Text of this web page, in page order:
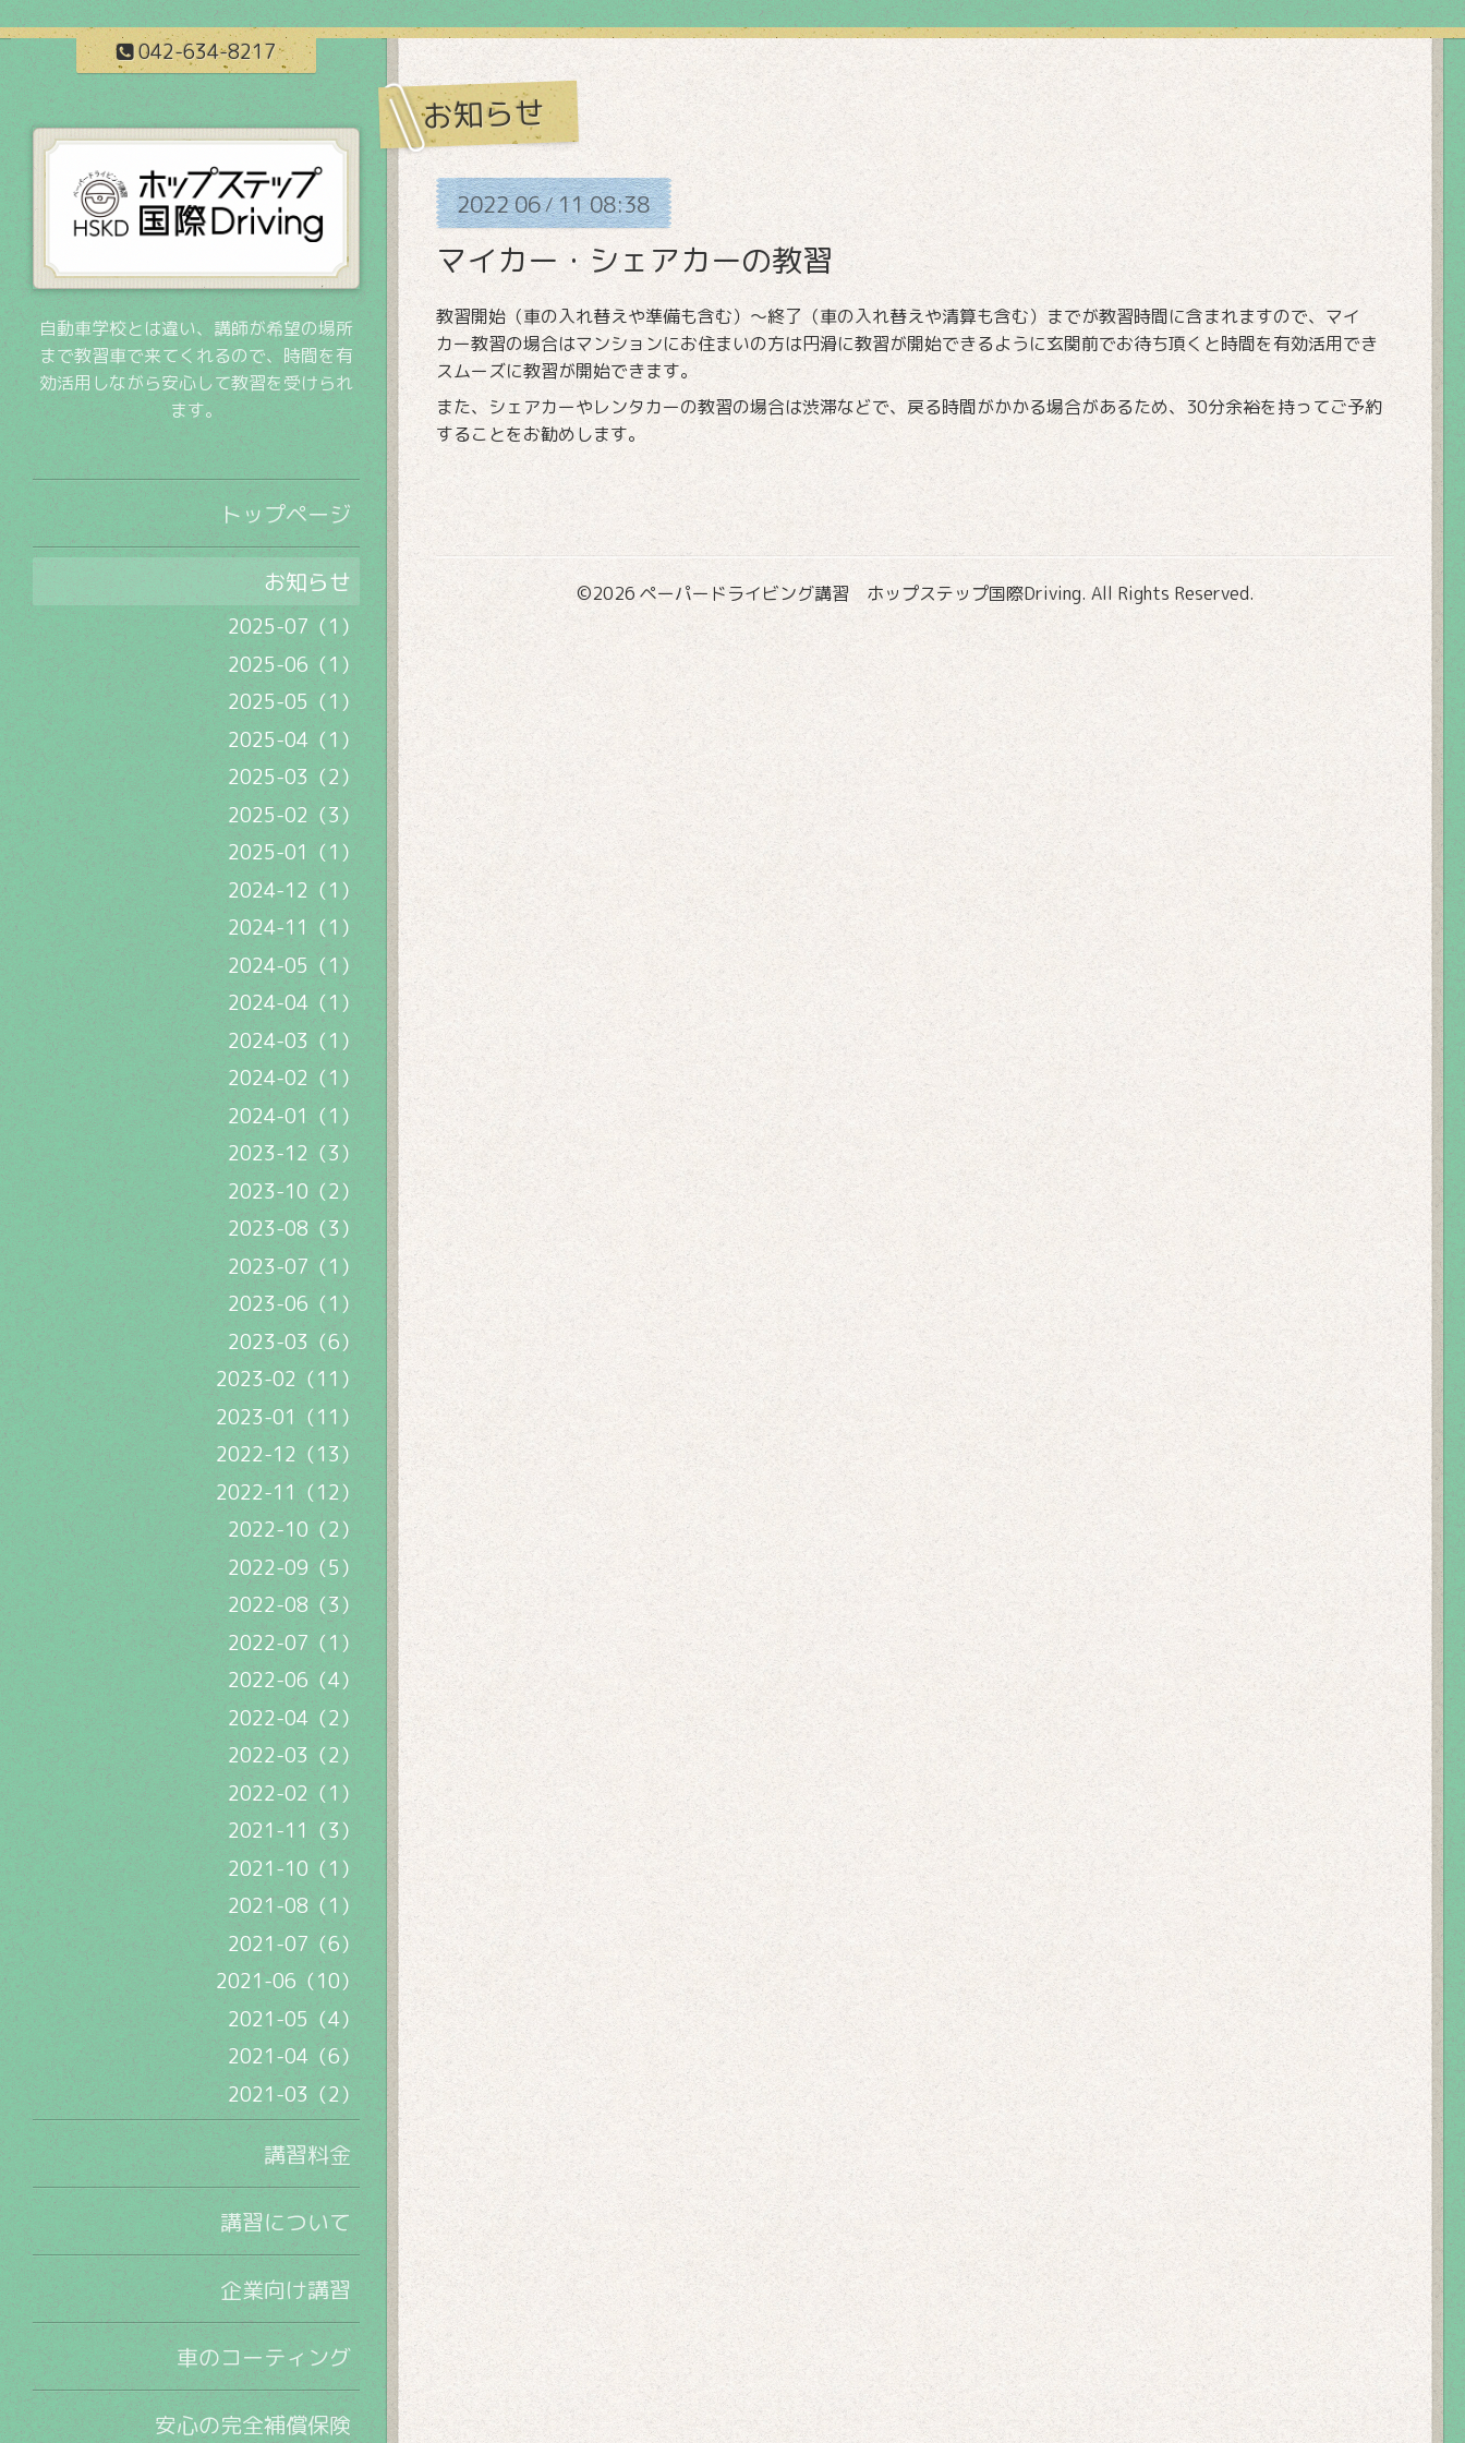
042-634-8217
お知らせ
202206/1108:38
マイカー・シェアカーの教習
教習開始（車の入れ替えや準備も含む）～終了（車の入れ替えや清算も含む）までが教習時間に含まれますので、マイ
カー教習の場合はマンションにお住まいの方は円滑に教習が開始できるように玄関前でお待ち頂くと時間を有効活用でき
スムーズに教習が開始できます。
また、シェアカーやレンタカーの教習の場合は渋滞などで、戻る時間がかかる場合があるため、30分余裕を持ってご予約
することをお勧めします。
©2026 ペーパードライビング講習 ホップステップ国際Driving. All Rights Reserved.
自動車学校とは違い、講師が希望の場所
まで教習車で来てくれるので、時間を有
効活用しながら安心して教習を受けられ
ます。
トップページ
お知らせ
2025-07（1）
2025-06（1）
2025-05（1）
2025-04（1）
2025-03（2）
2025-02（3）
2025-01（1）
2024-12（1）
2024-11（1）
2024-05（1）
2024-04（1）
2024-03（1）
2024-02（1）
2024-01（1）
2023-12（3）
2023-10（2）
2023-08（3）
2023-07（1）
2023-06（1）
2023-03（6）
2023-02（11）
2023-01（11）
2022-12（13）
2022-11（12）
2022-10（2）
2022-09（5）
2022-08（3）
2022-07（1）
2022-06（4）
2022-04（2）
2022-03（2）
2022-02（1）
2021-11（3）
2021-10（1）
2021-08（1）
2021-07（6）
2021-06（10）
2021-05（4）
2021-04（6）
2021-03（2）
講習料金
講習について
企業向け講習
車のコーティング
安心の完全補償保険